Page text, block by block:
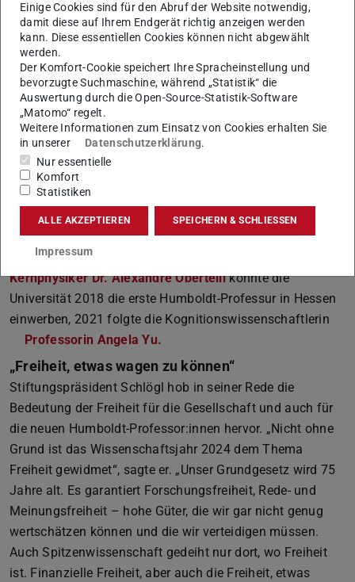
vielfach angewendet. Die KI-Forschung ist eine zentrale,
interdisziplinär angelegte Disziplin an der TU Darmstadt
und international exzellent.
Die zwölf neuen Humboldt-Professor:innen wurden von
deutschen Hochschulen nominiert und wechseln aus dem
Ausland an zehn deutsche Universitäten. Die vom
Bundesministerium für Bildung und Forschung finanzierte
Auszeichnung ist mit je fünf Millionen Euro für
experimentell und je dreieinhalb Millionen Euro für
theoretisch arbeitende Wissenschaftler:innen dotiert.
Die TU Darmstadt erhielt die besondere Auszeichnung
bereits zum dritten Mal: Mit einer Professur für den
Kernphysiker Dr. Alexandre Obertellikonnte die
Universität 2018 die erste Humboldt-Professur in Hessen
einwerben, 2021 folgte die Kognitionswissenschaftlerin
Professorin Angela Yu.
„Freiheit, etwas wagen zu können“
Stiftungspräsident Schlögl hob in seiner Rede die
Bedeutung der Freiheit für die Gesellschaft und auch für
die neuen Humboldt-Professor:innen hervor. „Nicht ohne
Grund ist das Wissenschaftsjahr 2024 dem Thema
Freiheit gewidmet“, sagte er. „Unser Grundgesetz wird 75
Jahre alt. Es garantiert Forschungsfreiheit, Rede- und
Meinungsfreiheit – hohe Güter, die wir gar nicht genug
wertschätzen können und die wir verteidigen müssen.
Auch Spitzenwissenschaft gedeiht nur dort, wo Freiheit
ist. Finanzielle Freiheit, aber auch die Freiheit, etwas
Einige Cookies sind für den Abruf der Website notwendig,
damit diese auf Ihrem Endgerät richtig anzeigen werden
kann. Diese essentiellen Cookies können nicht abgewählt
werden.
Der Komfort-Cookie speichert Ihre Spracheinstellung und
bevorzugte Suchmaschine, während „Statistik“ die
Auswertung durch die Open-Source-Statistik-Software
„Matomo“ regelt.
Weitere Informationen zum Einsatz von Cookies erhalten Sie
in unserer
Datenschutzerklärung.
Nur essentielle
Komfort
Statistiken
ALLE AKZEPTIEREN SPEICHERN & SCHLIESSEN
Impressum